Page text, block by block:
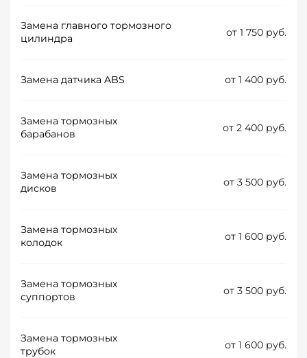
Замена главного тормозного
цилиндра
от 1 750 руб.
Замена датчика ABS от 1 400 руб.
Замена тормозных
барабанов
от 2 400 руб.
Замена тормозных
дисков
от 3 500 руб.
Замена тормозных
колодок
от 1 600 руб.
Замена тормозных
суппортов
от 3 500 руб.
Замена тормозных
трубок
от 1 600 руб.